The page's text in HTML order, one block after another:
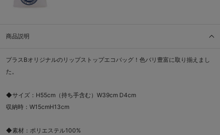
商品説明
プラスBオリジナルのリップストップエコバッグ！色バリ豊富に取り揃えまし
た。
◆サイズ：H55cm（持ち手含む）W39cm D4cm
収納時：W15cmH13cm
◆素材：ポリエステル100%